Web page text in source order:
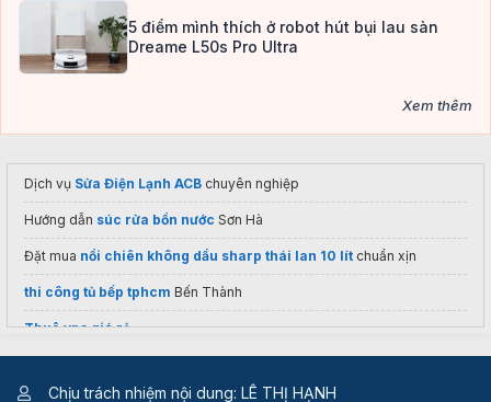
5 điểm mình thích ở robot hút bụi lau sàn
Dreame L50s Pro Ultra
Xem thêm
Dịch vụ Sửa Điện Lạnh ACB chuyên nghiệp
Hướng dẫn súc rửa bồn nước Sơn Hà
Đặt mua nồi chiên không dầu sharp thái lan 10 lít chuẩn xịn
thi công tủ bếp tphcm Bến Thành
Thuê vps giá rẻ
Chịu trách nhiệm nội dung: LÊ THỊ HẠNH